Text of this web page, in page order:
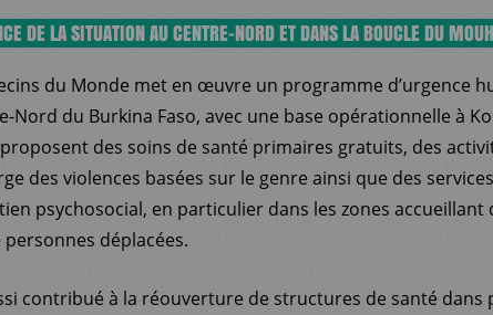
DE LA SITUATION AU CENTRE-NORD ET DANS LA BOUCLE DU
du Monde met en œuvre un programme d’urgence
Nord du Burkina Faso, avec une base opérationnelle à
des soins de santé primaires gratuits, des
des violences basées sur le genre ainsi que des
psychosocial, en particulier dans les zones accueillant
déplacées.
contribué à la réouverture de structures de santé